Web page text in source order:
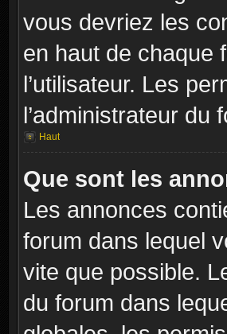
vous devriez les
en haut de chaque
l’utilisateur. Les
l’administrateur du
Haut
Que sont les
Les annonces
forum dans lequel
vite que possible.
du forum dans